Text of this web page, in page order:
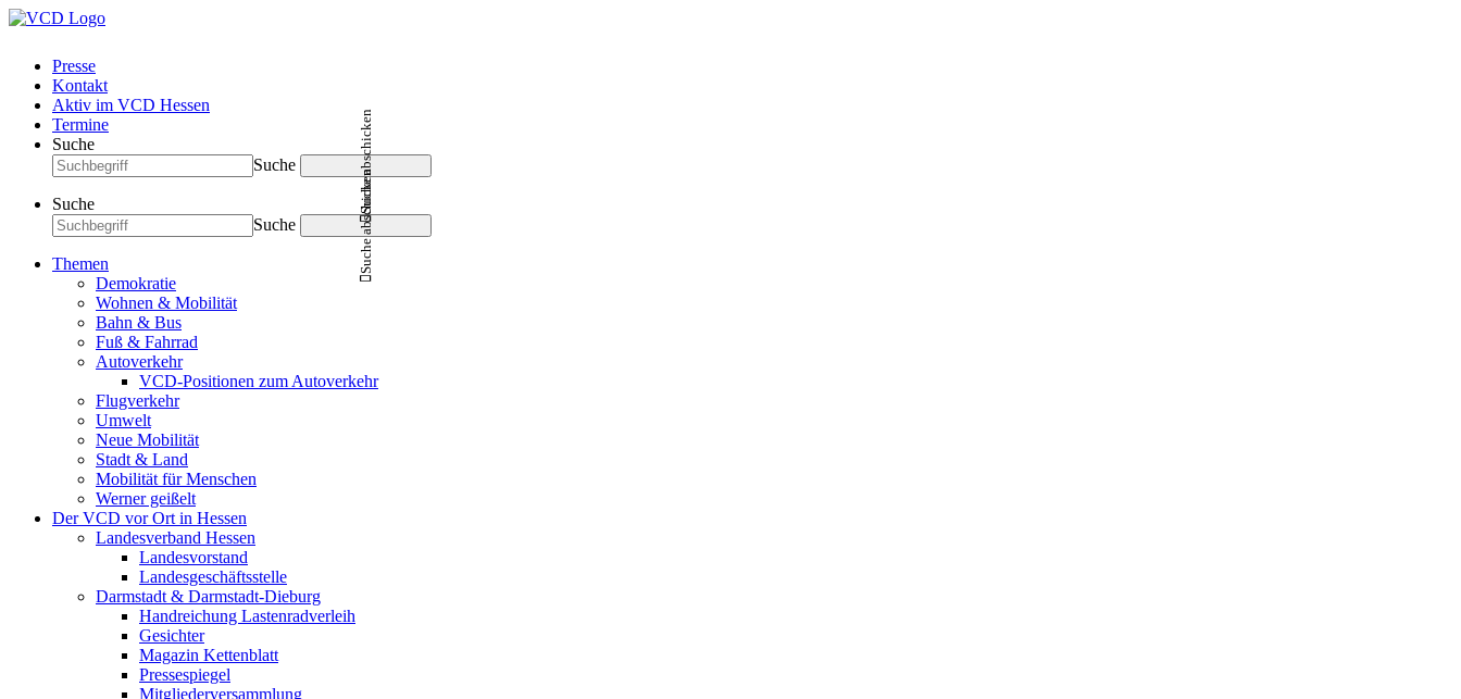
Presse
Kontakt
Aktiv im VCD Hessen
Termine
Suche
Suche
Suche abschicken
Suche
Suche
Suche abschicken
Themen
Demokratie
Wohnen & Mobilität
Bahn & Bus
Fuß & Fahrrad
Autoverkehr
VCD-Positionen zum Autoverkehr
Flugverkehr
Umwelt
Neue Mobilität
Stadt & Land
Mobilität für Menschen
Werner geißelt
Der VCD vor Ort in Hessen
Landesverband Hessen
Landesvorstand
Landesgeschäftsstelle
Darmstadt & Darmstadt-Dieburg
Handreichung Lastenradverleih
Gesichter
Magazin Kettenblatt
Pressespiegel
Mitgliederversammlung